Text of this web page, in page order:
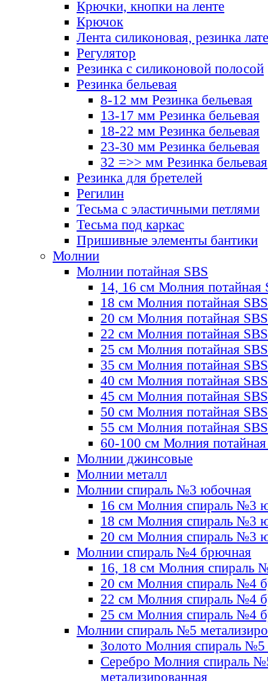
Крючки, кнопки на ленте
Крючок
Лента силиконовая, резинка
Регулятор
Резинка с силиконовой полосой
Резинка бельевая
8-12 мм Резинка бельевая
13-17 мм Резинка бельевая
18-22 мм Резинка бельевая
23-30 мм Резинка бельевая
32 =>> мм Резинка бельевая
Резинка для бретелей
Регилин
Тесьма с эластичными петлями
Тесьма под каркас
Пришивные элементы бантики
Молнии
Молнии потайная SBS
14, 16 см Молния потайная
18 см Молния потайная SBS
20 см Молния потайная SBS
22 см Молния потайная SBS
25 см Молния потайная SBS
35 см Молния потайная SBS
40 см Молния потайная SBS
45 см Молния потайная SBS
50 см Молния потайная SBS
55 см Молния потайная SBS
60-100 см Молния
Молнии джинсовые
Молнии металл
Молнии спираль №3 юбочная
16 см Молния спираль №3
18 см Молния спираль №3
20 см Молния спираль №3
Молнии спираль №4 брючная
16, 18 см Молния спираль
20 см Молния спираль №4
22 см Молния спираль №4
25 см Молния спираль №4
Молнии спираль №5
Золото Молния спираль №5
Серебро Молния спираль
метализированная